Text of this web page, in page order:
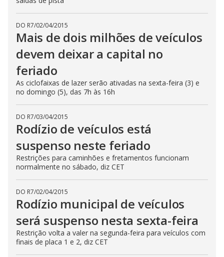
DO R7/02/04/2015
Mais de dois milhões de veículos
devem deixar a capital no
feriado
As ciclofaixas de lazer serão ativadas na sexta-feira (3) e
no domingo (5), das 7h às 16h
DO R7/03/04/2015
Rodízio de veículos está
suspenso neste feriado
Restrições para caminhões e fretamentos funcionam
normalmente no sábado, diz CET
DO R7/02/04/2015
Rodízio municipal de veículos
será suspenso nesta sexta-feira
Restrição volta a valer na segunda-feira para veículos com
finais de placa 1 e 2, diz CET